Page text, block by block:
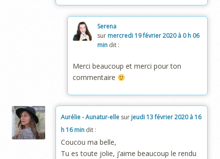
Serena
sur mercredi 19 février 2020 à 0 h 06
min dit :
Merci beaucoup et merci pour ton
commentaire
Aurélie - Aunatur-elle sur jeudi 13 février 2020 à 16
h 16 min dit :
Coucou ma belle,
Tu es toute jolie, j’aime beaucoup le rendu